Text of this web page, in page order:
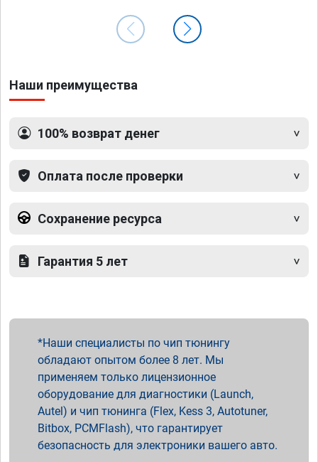
Наши преимущества
100% возврат денег
Оплата после проверки
Сохранение ресурса
Гарантия 5 лет
Наши специалисты по чип тюнингу
обладают опытом более 8 лет. Мы
применяем только лицензионное
оборудование для диагностики (Launch,
Autel) и чип тюнинга (Flex, Kess 3, Autotuner,
Bitbox, PCMFlash), что гарантирует
безопасность для электроники вашего авто.